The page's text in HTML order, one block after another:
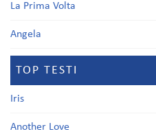
La Prima Volta
Angela
TOP TESTI
Iris
Another Love